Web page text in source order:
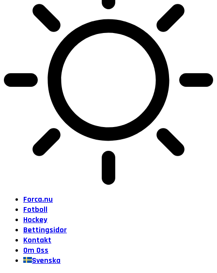
Forca.nu
Fotboll
Hockey
Bettingsidor
Kontakt
Om Oss
Svenska